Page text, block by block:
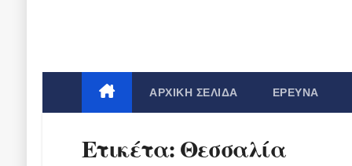
ΑΡΧΙΚΉ ΣΕΛΊΔΑ ΈΡΕΥΝΑ
Ετικέτα:Θεσσαλία